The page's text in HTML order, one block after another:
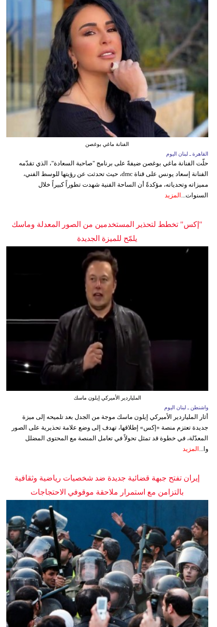
الفنانة ماغي بوغصن
القاهرة ـ لبنان اليوم
حلّت الفنانة ماغي بوغصن ضيفةً على برنامج "صاحبة السعادة"، الذي تقدّمه
الفنانة إسعاد يونس على قناة dmc، حيث تحدثت عن رؤيتها للوسط الفني،
مميزاته وتحدياته، مؤكدةً أن الساحة الفنية شهدت تطوراً كبيراً خلال
السنوات...
المزيد
"إكس" تخطط لتحذير المستخدمين من الصور المعدلة وماسك
يلمّح للميزة الجديدة
الملياردير الأميركي إيلون ماسك
واشنطن ـ لبنان اليوم
أثار الملياردير الأميركي إيلون ماسك موجة من الجدل بعد تلميحه إلى ميزة
جديدة تعتزم منصة «إكس» إطلاقها، تهدف إلى وضع علامة تحذيرية على الصور
المعدّلة، في خطوة قد تمثل تحولاً في تعامل المنصة مع المحتوى المضلل
وا... المزيد
إيران تفتح جبهة قضائية جديدة ضد شخصيات رياضية وثقافية
بالتزامن مع استمرار ملاحقة موقوفي الاحتجاجات